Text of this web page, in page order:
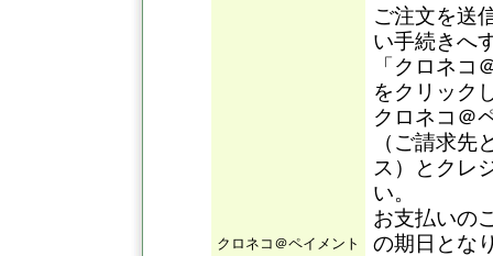
クロネコ＠ペイメント
ご注文を送
い手続きへ
「クロネコ
をクリック
クロネコ＠
（ご請求先
ス）とクレ
い。
お支払いの
の期日とな